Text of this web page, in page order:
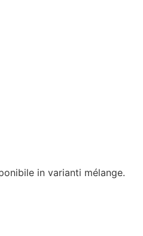
in varianti mélange.